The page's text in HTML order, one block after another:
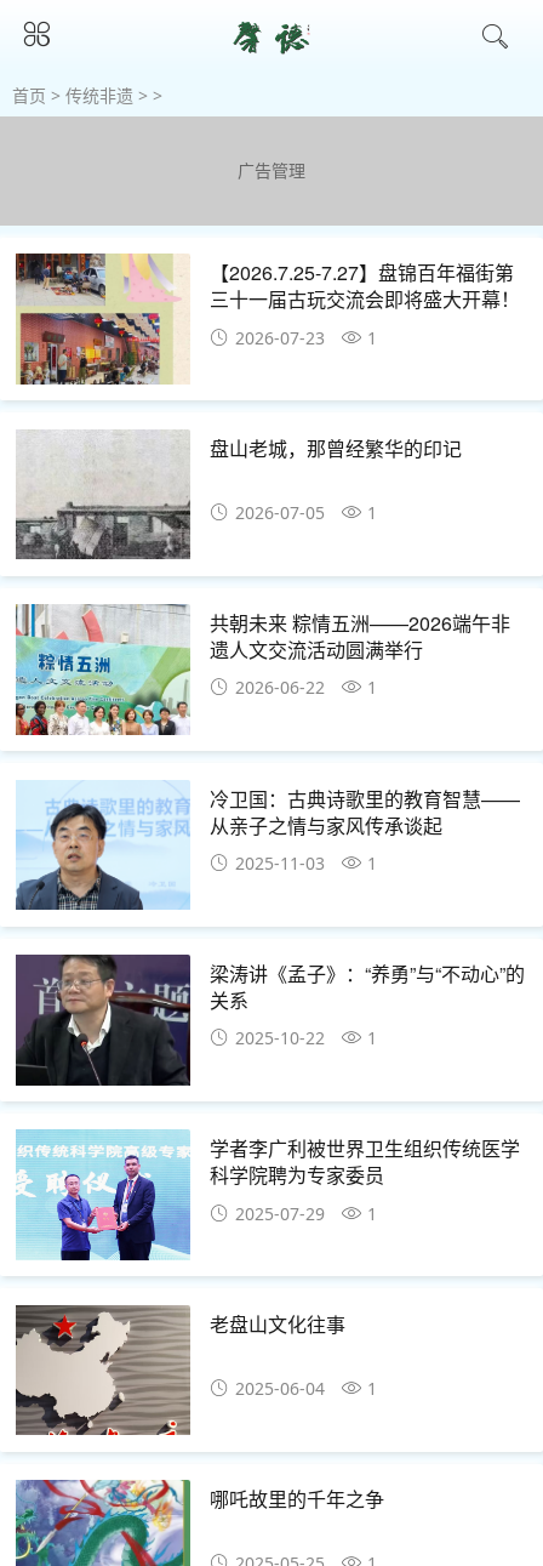
首页 > 传统非遗 > >
广告管理
【2026.7.25-7.27】盘锦百年福街第
三十一届古玩交流会即将盛大开幕！
2026-07-23 1
盘山老城，那曾经繁华的印记
2026-07-05 1
共朝未来 粽情五洲——2026端午非
遗人文交流活动圆满举行
2026-06-22 1
冷卫国：古典诗歌里的教育智慧——
从亲子之情与家风传承谈起
2025-11-03 1
梁涛讲《孟子》：“养勇”与“不动心”的
关系
2025-10-22 1
学者李广利被世界卫生组织传统医学
科学院聘为专家委员
2025-07-29 1
老盘山文化往事
2025-06-04 1
哪吒故里的千年之争